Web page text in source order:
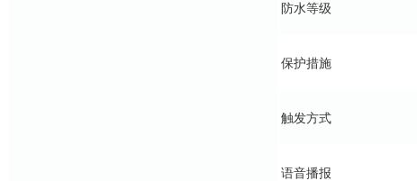
防水等级
保护措施
触发方式
语音播报